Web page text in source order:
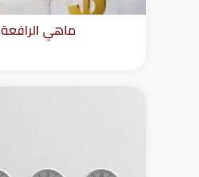
ماهي الرافعة